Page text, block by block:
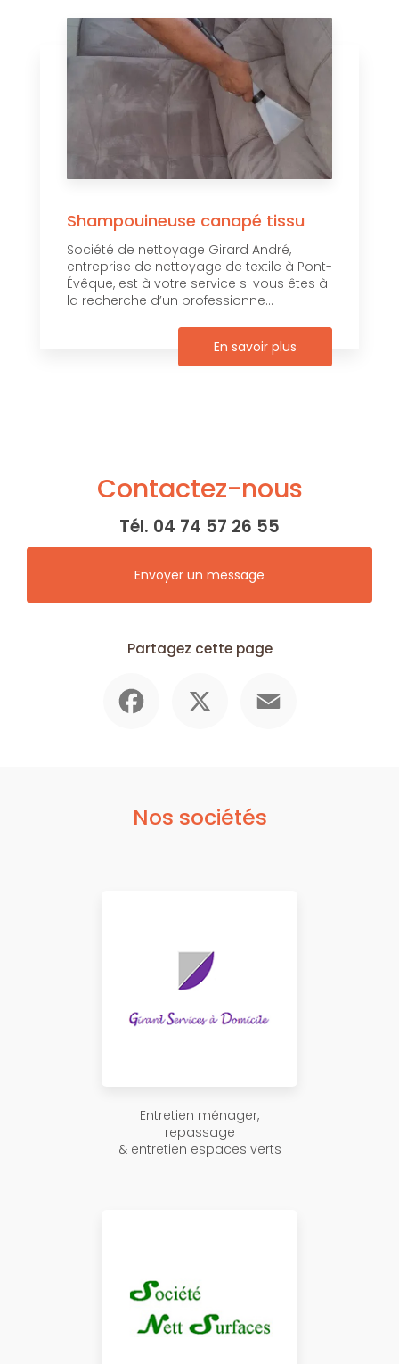
Shampouineuse canapé tissu
Société de nettoyage Girard André,
entreprise de nettoyage de textile à Pont-
Évêque, est à votre service si vous êtes à
la recherche d’un professionne...
En savoir plus
Contactez-nous
Tél. 04 74 57 26 55
Envoyer un message
Partagez cette page
Nos sociétés
Entretien ménager,
repassage
& entretien espaces verts